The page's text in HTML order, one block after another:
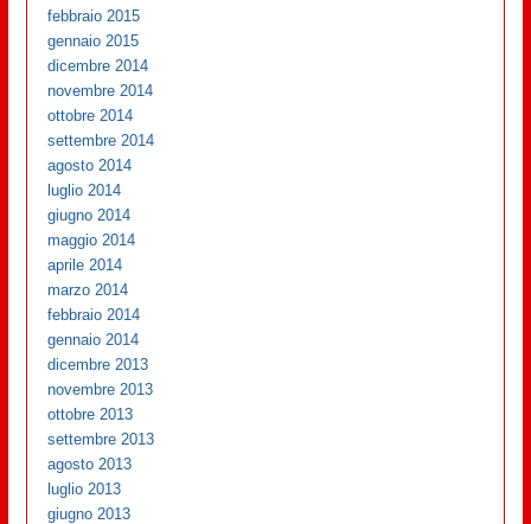
febbraio 2015
gennaio 2015
dicembre 2014
novembre 2014
ottobre 2014
settembre 2014
agosto 2014
luglio 2014
giugno 2014
maggio 2014
aprile 2014
marzo 2014
febbraio 2014
gennaio 2014
dicembre 2013
novembre 2013
ottobre 2013
settembre 2013
agosto 2013
luglio 2013
giugno 2013